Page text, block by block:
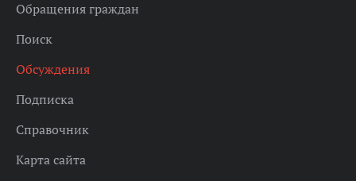
Обращения граждан
Поиск
Обсуждения
Подписка
Справочник
Карта сайта